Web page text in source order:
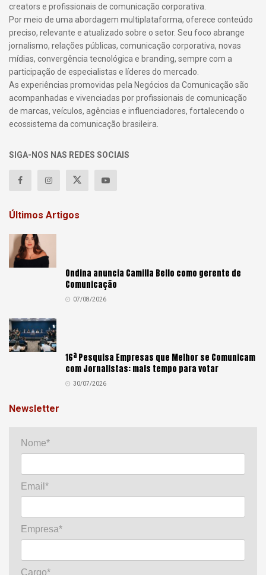
creators e profissionais de comunicação corporativa.
Por meio de uma abordagem multiplataforma, oferece conteúdo
preciso, relevante e atualizado sobre o setor. Seu foco abrange
jornalismo, relações públicas, comunicação corporativa, novas
mídias, convergência tecnológica e branding, sempre com a
participação de especialistas e líderes do mercado.
As experiências promovidas pela Negócios da Comunicação são
acompanhadas e vivenciadas por profissionais de comunicação
de marcas, veículos, agências e influenciadores, fortalecendo o
ecossistema da comunicação brasileira.
SIGA-NOS NAS REDES SOCIAIS
Últimos Artigos
Ondina anuncia Camilla Bello como gerente de
Comunicação
07/08/2026
16ª Pesquisa Empresas que Melhor se Comunicam
com Jornalistas: mais tempo para votar
30/07/2026
Newsletter
Nome*
Email*
Empresa*
Cargo*